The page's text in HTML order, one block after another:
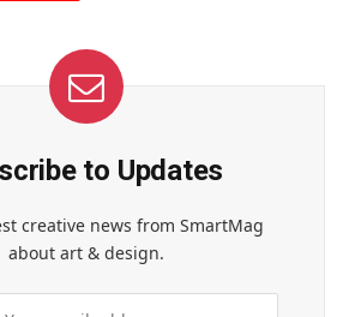
to Updates
creative news from SmartMag
about art & design.